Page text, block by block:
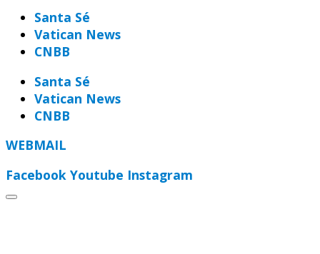
Santa Sé
Vatican News
CNBB
Santa Sé
Vatican News
CNBB
WEBMAIL
Facebook Youtube Instagram